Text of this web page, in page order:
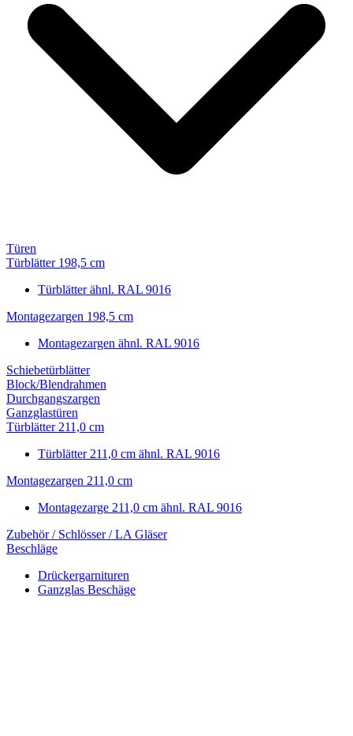
Türen
Türblätter 198,5 cm
Türblätter ähnl. RAL 9016
Montagezargen 198,5 cm
Montagezargen ähnl. RAL 9016
Schiebetürblätter
Block/Blendrahmen
Durchgangszargen
Ganzglastüren
Türblätter 211,0 cm
Türblätter 211,0 cm ähnl. RAL 9016
Montagezargen 211,0 cm
Montagezarge 211,0 cm ähnl. RAL 9016
Zubehör / Schlösser / LA Gläser
Beschläge
Drückergarnituren
Ganzglas Beschäge